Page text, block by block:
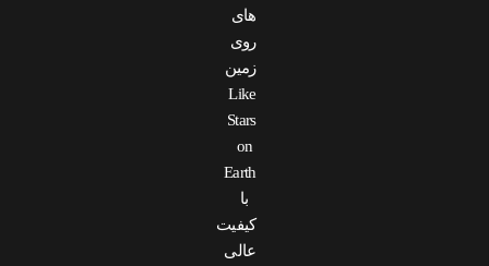
های
روی
زمین
Like
Stars
on
Earth
با
کیفیت
عالی